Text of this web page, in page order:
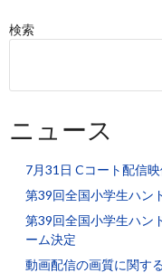
検索
ニュース
7月31日 Cコート配信
第39回全国小学生ハン
第39回全国小学生ハン
ーム決定
動画配信の画質に関す